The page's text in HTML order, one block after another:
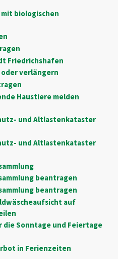
biologischen
Friedrichshafen
verlängern
Haustiere melden
und Altlastenkataster
und Altlastenkataster
beantragen
beantragen
auf
die Sonntage und Feiertage
in Ferienzeiten